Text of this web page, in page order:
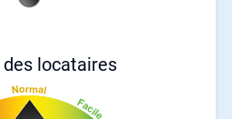
des locataires